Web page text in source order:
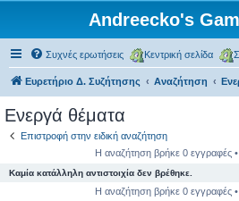
Andreecko's
Συχνές ερωτήσεις Κεντρική σελίδα
Ευρετήριο Δ. Συζήτησης Αναζήτηση
Ενεργά θέματα
Επιστροφή στην ειδική αναζήτηση
Η αναζήτηση βρήκε 0 εγγραφές •
Καμία κατάλληλη αντιστοιχία δεν βρέθηκε.
Η αναζήτηση βρήκε 0 εγγραφές •